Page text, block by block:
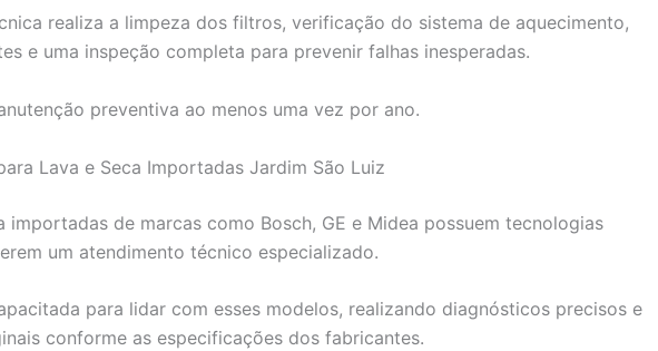
realiza a limpeza dos filtros, verificação do sistema de aquecimento,
e uma inspeção completa para prevenir falhas inesperadas.
preventiva ao menos uma vez por ano.
Lava e Seca Importadas Jardim São Luiz
importadas de marcas como Bosch, GE e Midea possuem tecnologias
um atendimento técnico especializado.
para lidar com esses modelos, realizando diagnósticos precisos e
conforme as especificações dos fabricantes.